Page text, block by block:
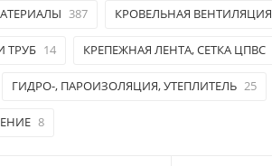
387 КРОВЕЛЬНАЯ ВЕНТИЛЯЦИЯ
ТРУБ 14 КРЕПЕЖНАЯ ЛЕНТА, СЕТКА ЦПВС
ГИДРО-, ПАРОИЗОЛЯЦИЯ, УТЕПЛИТЕЛЬ 25
8